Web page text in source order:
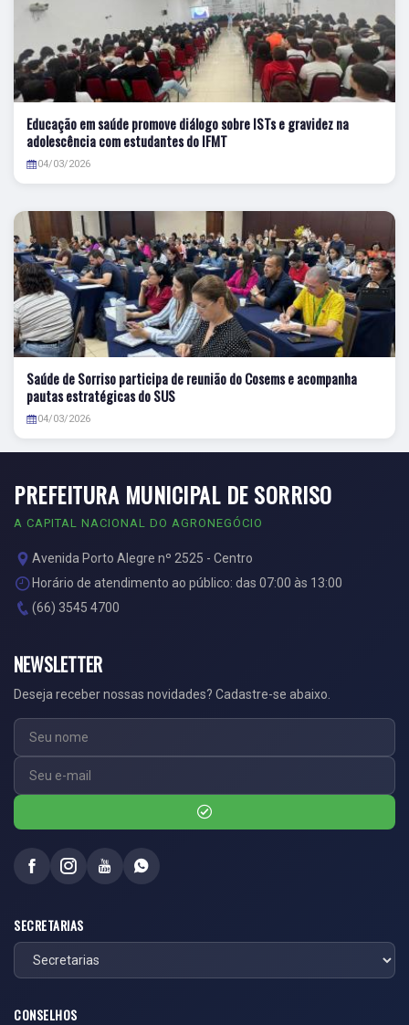
Educação em saúde promove diálogo sobre ISTs e gravidez na
adolescência com estudantes do IFMT
04/03/2026
Saúde de Sorriso participa de reunião do Cosems e acompanha
pautas estratégicas do SUS
04/03/2026
PREFEITURA MUNICIPAL DE SORRISO
A CAPITAL NACIONAL DO AGRONEGÓCIO
Avenida Porto Alegre nº 2525 - Centro
Horário de atendimento ao público: das 07:00 às 13:00
(66) 3545 4700
NEWSLETTER
Deseja receber nossas novidades? Cadastre-se abaixo.
SECRETARIAS
CONSELHOS